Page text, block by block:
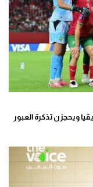
ويحجزن تذكرة العبور